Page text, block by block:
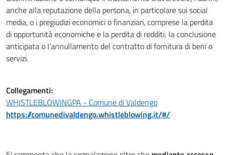
anche alla reputazione della persona, in particolare sui social
media, o i pregiudizi economici o finanziari, comprese la perdita
di opportunità economiche e la perdita di redditi; la conclusione
anticipata o l'annullamento del contratto di fornitura di beni o
servizi.
Collegamenti:
WHISTLEBLOWINGPA - Comune di Valdengo
https://comunedivaldengo.whistleblowing.it/#/